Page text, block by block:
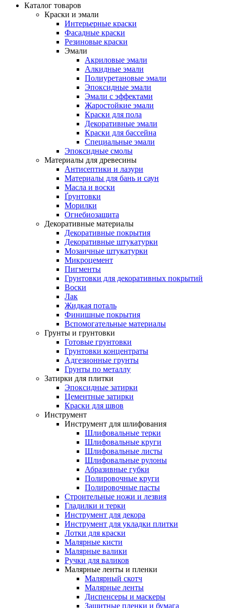
Каталог товаров
Краски и эмали
Интерьерные краски
Фасадные краски
Резиновые краски
Эмали
Акриловые эмали
Алкидные эмали
Полиуретановые эмали
Эпоксидные эмали
Эмали с эффектами
Жаростойкие эмали
Краски для пола
Декоративные эмали
Краски для бассейна
Специальные эмали
Эпоксидные смолы
Материалы для древесины
Антисептики и лазури
Материалы для бань и саун
Масла и воски
Ґрунтовки
Морилки
Огнебиозащита
Декоративные материалы
Декоративные покрытия
Декоративные штукатурки
Мозаичные штукатурки
Микроцемент
Пигменты
Грунтовки для декоративных покрытий
Воски
Лак
Жидкая поталь
Финишные покрытия
Вспомогательные материалы
Грунты и грунтовки
Готовые грунтовки
Грунтовки концентраты
Адгезионные грунты
Грунты по металлу
Затирки для плитки
Эпоксидные затирки
Цементные затирки
Краски для швов
Инструмент
Инструмент для шлифования
Шлифовальные терки
Шлифовальные круги
Шлифовальные листы
Шлифовальные рулоны
Абразивные губки
Полировочные круги
Полировочные пасты
Строительные ножи и лезвия
Гладилки и терки
Инструмент для декора
Инструмент для укладки плитки
Лотки для краски
Малярные кисти
Малярные валики
Ручки для валиков
Малярные ленты и пленки
Малярный скотч
Малярные ленты
Диспенсеры и маскеры
Защитные пленки и бумага